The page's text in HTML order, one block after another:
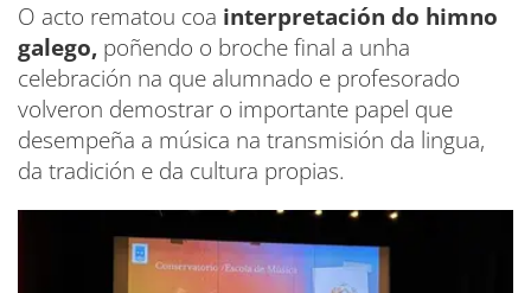
O acto rematou coa interpretación do himno
galego, poñendo o broche final a unha
celebración na que alumnado e profesorado
volveron demostrar o importante papel que
desempeña a música na transmisión da lingua,
da tradición e da cultura propias.